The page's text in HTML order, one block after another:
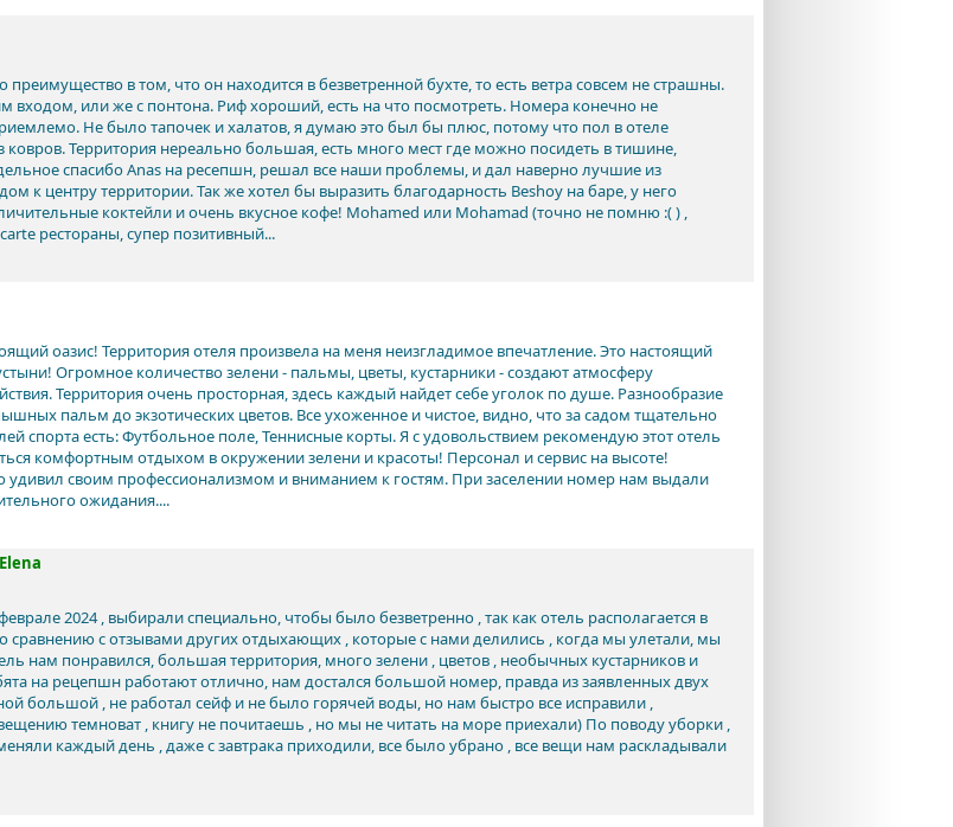
преимущество в том, что он находится в безветренной бухте, то есть ветра совсем не страшны.
входом, или же с понтона. Риф хороший, есть на что посмотреть. Номера конечно не
Не было тапочек и халатов, я думаю это был бы плюс, потому что пол в отеле
ковров. Территория нереально большая, есть много мест где можно посидеть в тишине,
спасибо Anas на ресепшн, решал все наши проблемы, и дал наверно лучшие из
к центру территории. Так же хотел бы выразить благодарность Beshoy на баре, у него
коктейли и очень вкусное кофе! Mohamed или Mohamad (точно не помню :( ) ,
рестораны, супер позитивный...
оазис! Территория отеля произвела на меня неизгладимое впечатление. Это настоящий
Огромное количество зелени - пальмы, цветы, кустарники - создают атмосферу
Территория очень просторная, здесь каждый найдет себе уголок по душе. Разнообразие
пальм до экзотических цветов. Все ухоженное и чистое, видно, что за садом тщательно
спорта есть: Футбольное поле, Теннисные корты. Я с удовольствием рекомендую этот отель
комфортным отдыхом в окружении зелени и красоты! Персонал и сервис на высоте!
удивил своим профессионализмом и вниманием к гостям. При заселении номер нам выдали
ожидания....
2024 , выбирали специально, чтобы было безветренно , так как отель располагается в
сравнению с отзывами других отдыхающих , которые с нами делились , когда мы улетали, мы
нам понравился, большая территория, много зелени , цветов , необычных кустарников и
на рецепшн работают отлично, нам достался большой номер, правда из заявленных двух
большой , не работал сейф и не было горячей воды, но нам быстро все исправили ,
темноват , книгу не почитаешь , но мы не читать на море приехали) По поводу уборки ,
каждый день , даже с завтрака приходили, все было убрано , все вещи нам раскладывали